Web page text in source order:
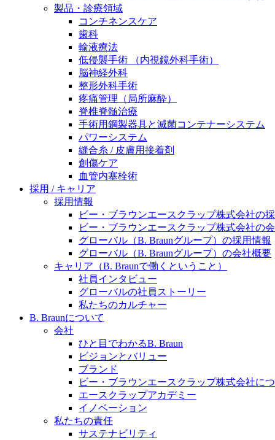
製品ポートフォリオ​
こちらの製品ポートフォリオからも、製品をお探しい
膝関節の構造とその疾患
身体の中で最も大きい関節である膝関節。日常の生活
採用情報
ビー・ブラウンエースクラッﾌﾟで新たな可能性を見つ
ニューススペース
製品・診療領域
コンチネンスケア
歯科
輸液療法
低侵襲手術 （内視鏡外科手術）
脳神経外科
整形外科手術
疼痛管理（局所麻酔）
脊椎脊髄治療
手術用鋼製器具と滅菌コンテナーシステム
パワーシステム
縫合糸 / 皮膚用接着剤
創傷ケア
血管内塞栓術
採用 / キャリア
採用情報
ビー・ブラウンエースクラップ株式会社の
ビー・ブラウンエースクラップ株式会社の
グローバル（B. Braunグループ）の採用情報
グローバル（B. Braunグループ）の会社概要
キャリア（B. Braunで働くということ）
社員インタビュー
グローバルの社員ストーリー
私たちのカルチャー
B. Braunについて
会社
ひと目でわかるB. Braun
ビジョンとバリュー
ブランド
ビー・ブラウンエースクラップ株式会社に
エースクラップアカデミー
イノベーション
私たちの責任
サステナビリティ